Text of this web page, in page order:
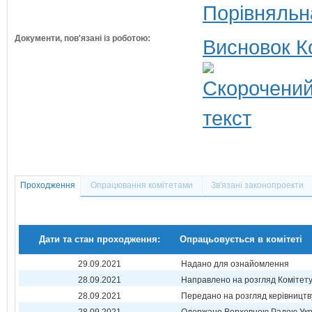
Документи, пов'язані із роботою: Висновок
Проходження Опрацювання комітетами Зв'язані законопроекти
Дати та стан проходження: Опрацьовується в комітеті
29.09.2021
Надано для ознайомлення
28.09.2021
Направлено на розгляд Комітету
28.09.2021
Передано на розгляд